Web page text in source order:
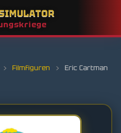
› Filmfiguren › Eric Cartman